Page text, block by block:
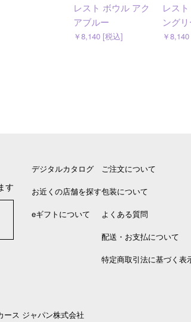
レスト ボウル アク
アブルー
￥8,140 [税込]
レス
ング
￥
す
デジタルカタログ
お近くの店舗を探す
eギフトについて
ご注文について
包装について
よくある質問
配送・お支払について
特定商取引法に基づく表
ース ジャパン株式会社